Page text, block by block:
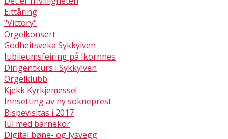
Eittåring
"Victory"
Orgelkonsert
Godheitsveka Sykkylven
Jubileumsfeiring på Ikornnes
Dirigentkurs i Sykkylven
Orgelklubb
Kjekk Kyrkjemesse!
Innsetting av ny sokneprest
Bispevisitas i 2017
Jul med barnekor
Digital bøne- og lysvegg